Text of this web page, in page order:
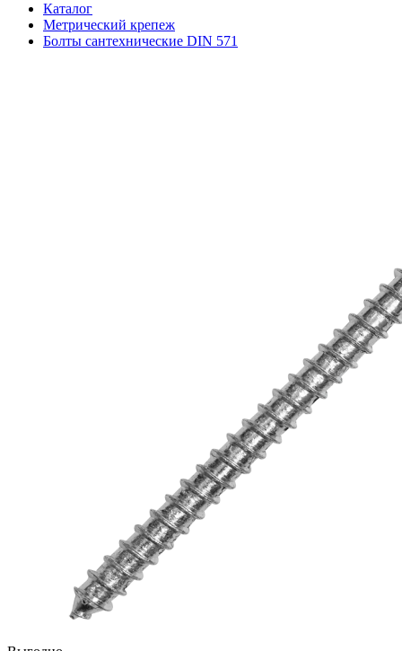
Каталог
Метрический крепеж
Болты сантехнические DIN 571